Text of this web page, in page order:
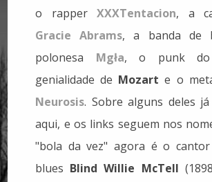
o rapperXXXTentacion, a
Gracie Abrams, a banda de
polonesa Mgła, o punk
genialidade de Mozart e o
Neurosis. Sobre alguns deles
aqui, e os links seguem nos
"bola da vez" agora é o
blues Blind Willie McTell